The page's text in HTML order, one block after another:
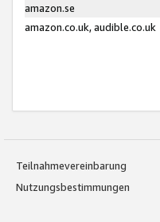
amazon.se
amazon.co.uk, audible.co.uk
Teilnahmevereinbarung
Nutzungsbestimmungen